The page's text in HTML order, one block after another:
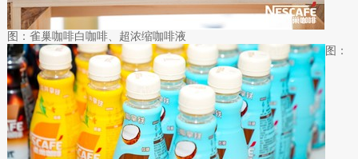
图：雀巢咖啡白咖啡、超浓缩咖啡液
图：